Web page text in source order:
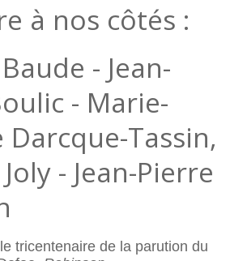
à nos côtés :
- Jean-
- Marie-
Darcque-Tassin,
- Jean-Pierre
tricentenaire de la parution du